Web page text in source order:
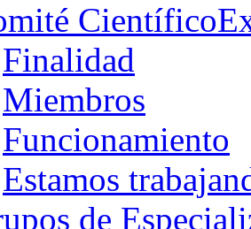
Científico
Finalidad
Miembros
Funcionamiento
Estamos
de